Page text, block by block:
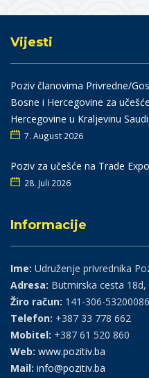
Vijesti
Poziv članovima Privredne/
Bosne i Hercegovine za
Hercegovine u Kraljevinu
7. August 2026
Poziv za učešće na Trade
28. Juli 2026
Informacije
Ime: Udruženje privrednika
Adresa: Butmirska cesta 18d,
Žiro račun: 141-306-
Telefon: +387 33 778 662
Mobitel: +387 61 520 860
Web: www.pozitiv.ba
Mail: info@pozitiv.ba